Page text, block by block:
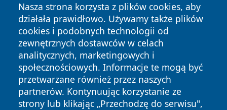
Nasza strona korzysta z plików cookies, aby
działała prawidłowo. Używamy także plików
cookies i podobnych technologii od
zewnętrznych dostawców w celach
analitycznych, marketingowych i
społecznościowych. Informacje te mogą być
przetwarzane również przez naszych
partnerów. Kontynuując korzystanie ze
strony lub klikając „Przechodzę do serwisu",
Copyright © 2026 faktyrzeszow.pl Wszystkie prawa
zastrzeżone.
News Autorzy
Polityka
Prywatności
Polityka
Cookies